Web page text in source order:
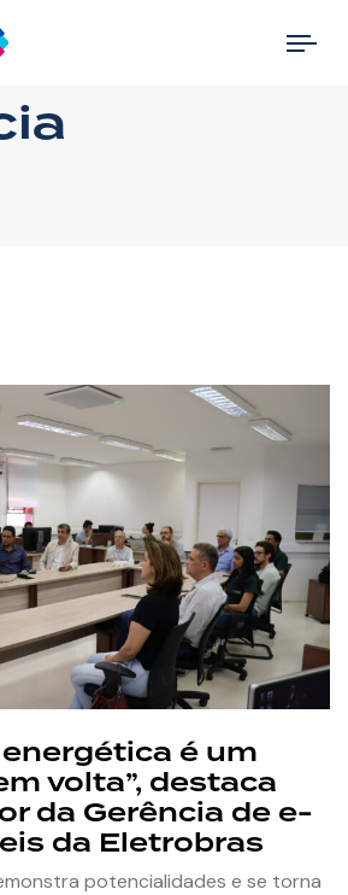
é um
volta”, destaca
da Gerência de e-
da Eletrobras
potencialidades e se torna